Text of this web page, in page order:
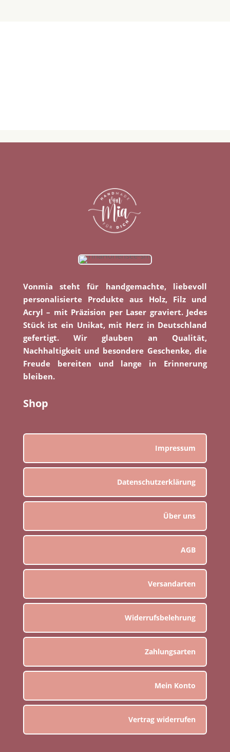
Vonmia steht für handgemachte, liebevoll
personalisierte Produkte aus Holz, Filz und
Acryl – mit Präzision per Laser graviert. Jedes
Stück ist ein Unikat, mit Herz in Deutschland
gefertigt. Wir glauben an Qualität,
Nachhaltigkeit und besondere Geschenke, die
Freude bereiten und lange in Erinnerung
bleiben.
Shop
Impressum
Datenschutzerklärung
Über uns
AGB
Versandarten
Widerrufsbelehrung
Zahlungsarten
Mein Konto
Vertrag widerrufen